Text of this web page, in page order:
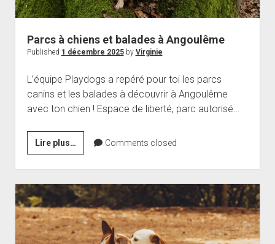
Parcs à chiens et balades à Angoulême
Published 1 décembre 2025by Virginie
L’équipe Playdogs a repéré pour toi les parcs
canins et les balades à découvrir à Angoulême
avec ton chien ! Espace de liberté, parc autorisé…
Lire plus… Parcs
à
chiens
et
balades
à
Angoulême
Comments closed